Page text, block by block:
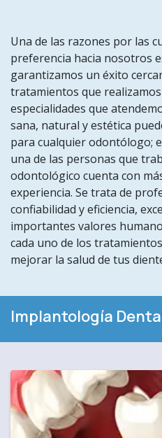
Una de las razones por las
preferencia hacia nosotros
garantizamos un éxito
tratamientos que
especialidades que
sana, natural y estética
para cualquier odontólogo;
una de las personas que
odontológico cuenta con
experiencia. Se trata de
confiabilidad y eficiencia,
importantes valores
cada uno de los
mejorar la salud de tus
Implantología